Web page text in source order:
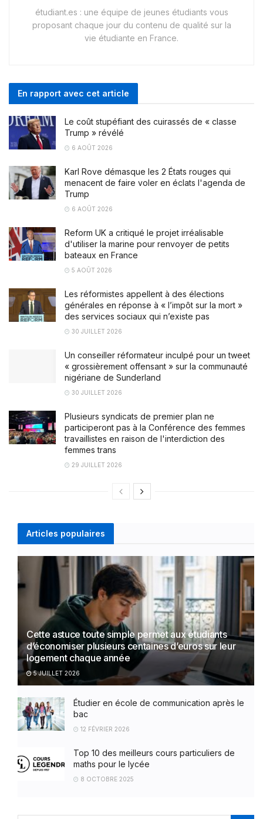
étudiant.es : une équipe de jeunes étudiants vous
proposant chaque jour du contenu de qualité sur la
vie étudiante en France.
En rapport avec cet article
Le coût stupéfiant des cuirassés de « classe
Trump » révélé
6 AOÛT 2026
Karl Rove démasque les 2 États rouges qui
menacent de faire voler en éclats l'agenda de
Trump
6 AOÛT 2026
Reform UK a critiqué le projet irréalisable
d'utiliser la marine pour renvoyer de petits
bateaux en France
5 AOÛT 2026
Les réformistes appellent à des élections
générales en réponse à « l’impôt sur la mort »
des services sociaux qui n’existe pas
30 JUILLET 2026
Un conseiller réformateur inculpé pour un tweet
« grossièrement offensant » sur la communauté
nigériane de Sunderland
30 JUILLET 2026
Plusieurs syndicats de premier plan ne
participeront pas à la Conférence des femmes
travaillistes en raison de l'interdiction des
femmes trans
29 JUILLET 2026
Articles populaires
Cette astuce toute simple permet aux étudiants
d’économiser plusieurs centaines d’euros sur leur
logement chaque année
5 JUILLET 2026
Étudier en école de communication après le
bac
12 FÉVRIER 2026
Top 10 des meilleurs cours particuliers de
maths pour le lycée
8 OCTOBRE 2025